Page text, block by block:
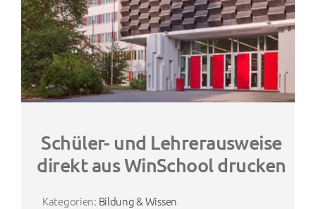
Schüler- und Lehrerausweise
direkt aus WinSchool drucken
Kategorien: Bildung & Wissen